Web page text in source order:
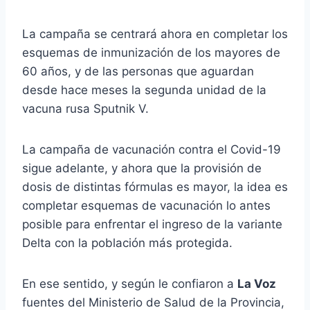
La campaña se centrará ahora en completar los
esquemas de inmunización de los mayores de
60 años, y de las personas que aguardan
desde hace meses la segunda unidad de la
vacuna rusa Sputnik V.
La campaña de vacunación contra el Covid-19
sigue adelante, y ahora que la provisión de
dosis de distintas fórmulas es mayor, la idea es
completar esquemas de vacunación lo antes
posible para enfrentar el ingreso de la variante
Delta con la población más protegida.
En ese sentido, y según le confiaron a La Voz
fuentes del Ministerio de Salud de la Provincia,